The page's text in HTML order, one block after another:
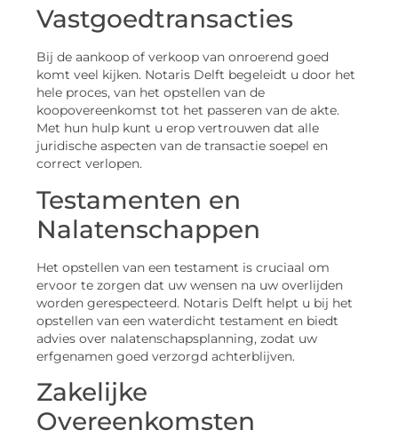
Vastgoedtransacties
Bij de aankoop of verkoop van onroerend goed
komt veel kijken. Notaris Delft begeleidt u door het
hele proces, van het opstellen van de
koopovereenkomst tot het passeren van de akte.
Met hun hulp kunt u erop vertrouwen dat alle
juridische aspecten van de transactie soepel en
correct verlopen.
Testamenten en
Nalatenschappen
Het opstellen van een testament is cruciaal om
ervoor te zorgen dat uw wensen na uw overlijden
worden gerespecteerd. Notaris Delft helpt u bij het
opstellen van een waterdicht testament en biedt
advies over nalatenschapsplanning, zodat uw
erfgenamen goed verzorgd achterblijven.
Zakelijke
Overeenkomsten